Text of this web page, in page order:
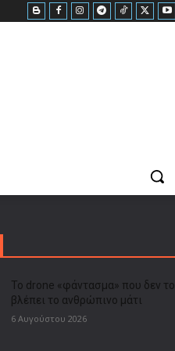
Το drone «φάντασμα» που δεν το
βλέπει το ανθρώπινο μάτι
6 Αυγούστου 2026